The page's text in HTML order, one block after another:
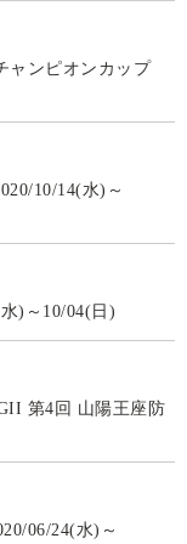
ャンピオンカップ
10/14(水)～
)～10/04(日)
第4回 山陽王座防
06/24(水)～